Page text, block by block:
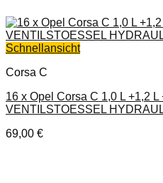
Schnellansicht
Corsa C
16 x Opel Corsa C 1,0 L +1,2 L
VENTILSTOESSEL
69,00 €